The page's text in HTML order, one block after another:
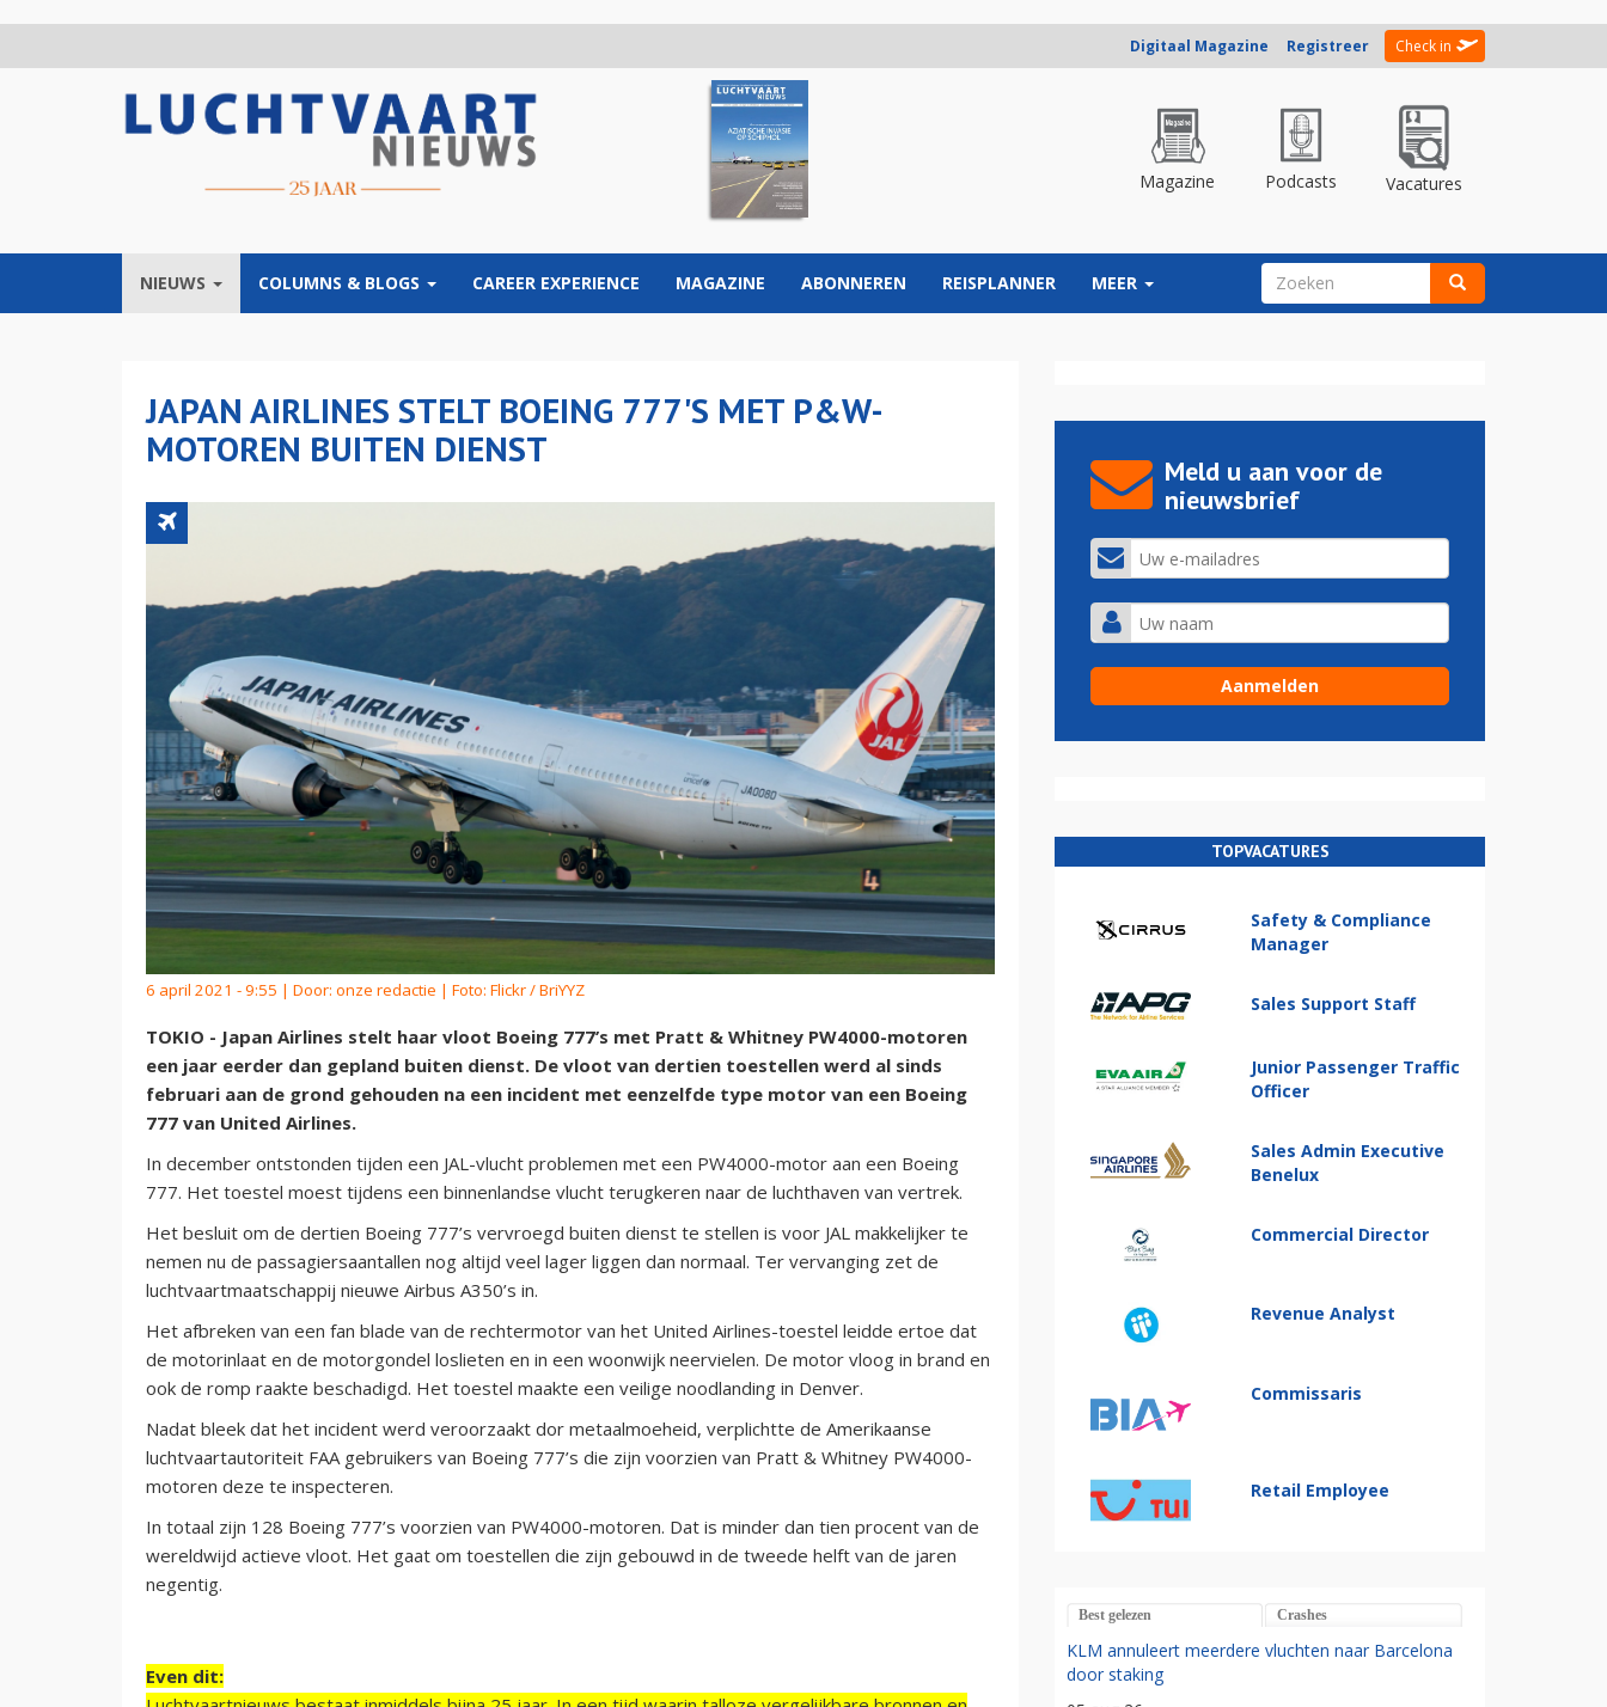
Digitaal Magazine Registreer Check in
Magazine Podcasts Vacatures
NIEUWS COLUMNS & BLOGS CAREER EXPERIENCE MAGAZINE ABONNEREN REISPLANNER MEER ZOEKVELD
JAPAN AIRLINES STELT BOEING 777'S MET P&W-
MOTOREN BUITEN DIENST
6 april 2021 - 9:55 | Door: onze redactie | Foto: Flickr / BriYYZ
TOKIO - Japan Airlines stelt haar vloot Boeing 777’s met Pratt & Whitney PW4000-motoren
een jaar eerder dan gepland buiten dienst. De vloot van dertien toestellen werd al sinds
februari aan de grond gehouden na een incident met eenzelfde type motor van een Boeing
777 van United Airlines.
In december ontstonden tijden een JAL-vlucht problemen met een PW4000-motor aan een Boeing
777. Het toestel moest tijdens een binnenlandse vlucht terugkeren naar de luchthaven van vertrek.
Het besluit om de dertien Boeing 777’s vervroegd buiten dienst te stellen is voor JAL makkelijker te
nemen nu de passagiersaantallen nog altijd veel lager liggen dan normaal. Ter vervanging zet de
luchtvaartmaatschappij nieuwe Airbus A350’s in.
Het afbreken van een fan blade van de rechtermotor van het United Airlines-toestel leidde ertoe dat
de motorinlaat en de motorgondel loslieten en in een woonwijk neervielen. De motor vloog in brand en
ook de romp raakte beschadigd. Het toestel maakte een veilige noodlanding in Denver.
Nadat bleek dat het incident werd veroorzaakt dor metaalmoeheid, verplichtte de Amerikaanse
luchtvaartautoriteit FAA gebruikers van Boeing 777’s die zijn voorzien van Pratt & Whitney PW4000-
motoren deze te inspecteren.
In totaal zijn 128 Boeing 777’s voorzien van PW4000-motoren. Dat is minder dan tien procent van de
wereldwijd actieve vloot. Het gaat om toestellen die zijn gebouwd in de tweede helft van de jaren
negentig.
Even dit:
Meld u aan voor de
nieuwsbrief
TOPVACATURES
Safety & Compliance
Manager
Sales Support Staff
Junior Passenger Traffic
Officer
Sales Admin Executive
Benelux
Commercial Director
Revenue Analyst
Commissaris
Retail Employee
Best gelezen Crashes
KLM annuleert meerdere vluchten naar Barcelona
door staking